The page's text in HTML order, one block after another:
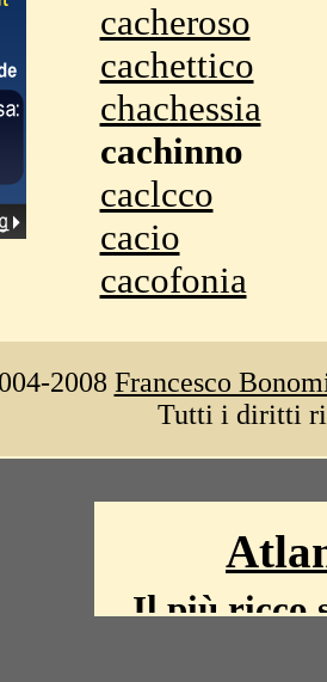
cacheroso
cachettico
chachessia
cachinno
caclcco
cacio
cacofonia
2008 Francesco
Tutti i diritti
Il più ricco